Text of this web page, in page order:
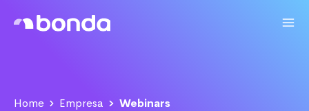
Home Empresa Webinars